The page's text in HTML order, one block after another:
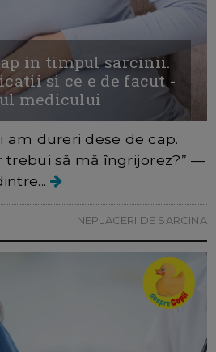
in timpul sarcinii.
si ce e de facut -
medicului
am dureri dese de cap.
trebui să mă îngrijorez?” —
NEPLACERI DE SARCINA